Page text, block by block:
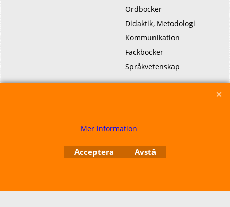
Ordböcker
Didaktik, Metodologi
Kommunikation
Fackböcker
Språkvetenskap
Mer information
Acceptera Avstå